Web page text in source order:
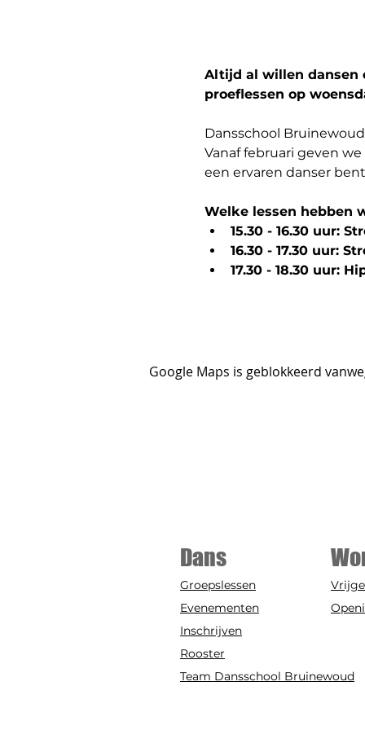
Altijd al willen dansen
proeflessen op
Dansschool
Vanaf februari geven
een ervaren danser
Welke lessen hebben
15.30 - 16.30 uur:
16.30 - 17.30 uur:
17.30 - 18.30 uur:
Google Maps is geblokkeerd
Dans
Groepslessen
Evenementen
Inschrijven
Rooster
Team Dansschool Bruinewoud